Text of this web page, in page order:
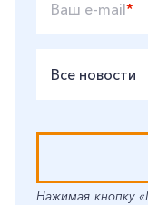
Ваш e-mail*
Все новости
Нажимая кнопку